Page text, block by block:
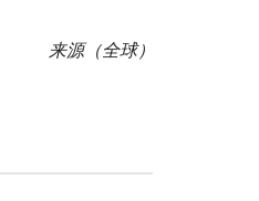
来源（全球）